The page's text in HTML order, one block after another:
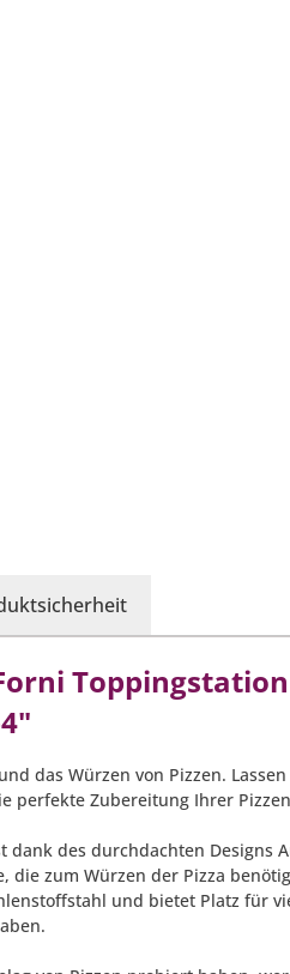
das Würzen von Pizzen.
perfekte Zubereitung Ihrer
des durchdachten Designs
die zum Würzen der Pizza
und bietet Platz für